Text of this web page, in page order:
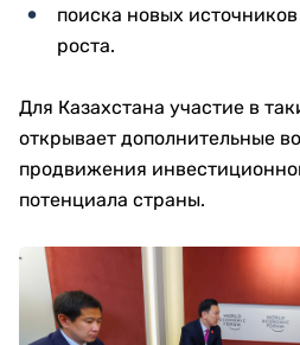
поиска новых
роста.
Для Казахстана участие в
открывает дополнительные
продвижения
потенциала страны.